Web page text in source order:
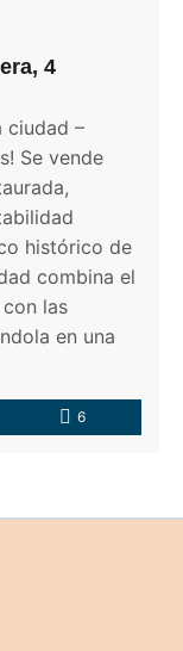
4
ciudad –
Se vende
histórico de
combina el
las
en una
6